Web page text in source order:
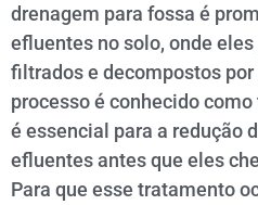
drenagem para fossa é
efluentes no solo, onde
filtrados e decompostos
processo é conhecido
é essencial para a redução
efluentes antes que eles
Para que esse tratamento